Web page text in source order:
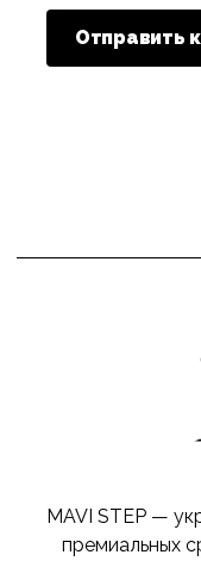
MAVI STEP —
премиальных